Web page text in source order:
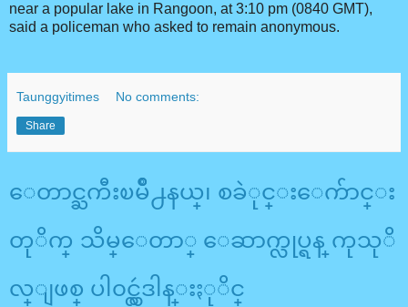
near a popular lake in Rangoon, at 3:10 pm (0840 GMT),
said a policeman who asked to remain anonymous.
Taunggyitimes No comments:
Share
ေတာင္ႀကီးၿမိဳ႕နယ္၊ စခဲုင္းေက်ာင္း
တုိက္ သိမ္ေတာ္ ေဆာက္လုပ္ရန္ ကုသုိ
လ္ျဖစ္ ပါ၀င္လွဴဒါန္းႏုိင္